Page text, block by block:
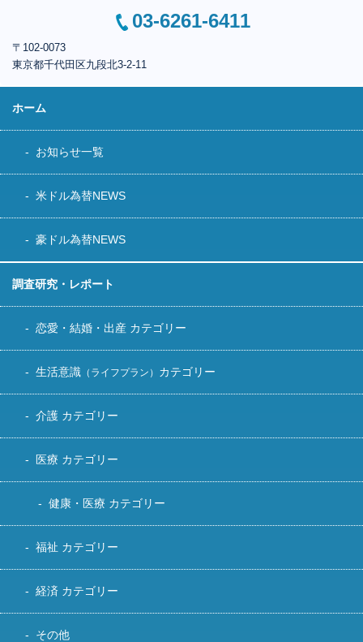
03-6261-6411
〒102-0073
東京都千代田区九段北3-2-11
ホーム
お知らせ一覧
米ドル為替NEWS
豪ドル為替NEWS
調査研究・レポート
恋愛・結婚・出産 カテゴリー
生活意識 （ライフプラン） カテゴリー
介護 カテゴリー
医療 カテゴリー
健康・医療 カテゴリー
福祉 カテゴリー
経済 カテゴリー
その他